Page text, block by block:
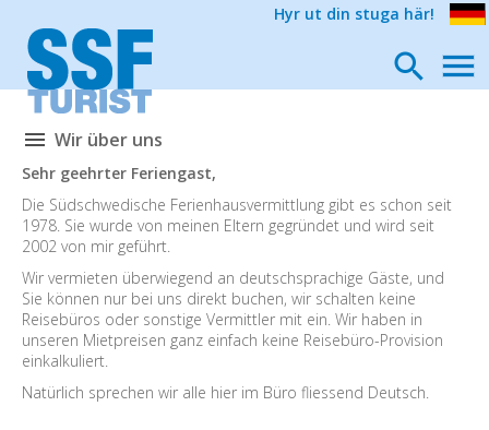
Hyr ut din stuga här!
Wir über uns
Sehr geehrter Feriengast,
Die Südschwedische Ferienhausvermittlung gibt es schon seit
1978. Sie wurde von meinen Eltern gegründet und wird seit
2002 von mir geführt.
Wir vermieten überwiegend an deutschsprachige Gäste, und
Sie können nur bei uns direkt buchen, wir schalten keine
Reisebüros oder sonstige Vermittler mit ein. Wir haben in
unseren Mietpreisen ganz einfach keine Reisebüro-Provision
einkalkuliert.
Natürlich sprechen wir alle hier im Büro fliessend Deutsch.